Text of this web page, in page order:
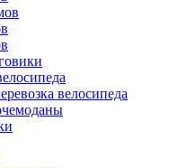
велосипеда